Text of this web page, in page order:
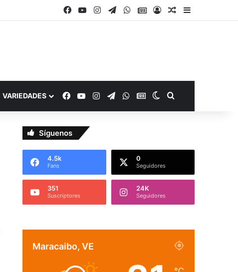
Facebook
YouTubeInstagram
TelegramWhatsApp
Google Noticias
AccesoPublicación al
Barra lateral
VARIEDADES Facebook
YouTubeInstagram
Telegram
WhatsApp
Google Noticias
Switch skin
Síguenos
4.5k
Fans
0
Seguidores
351
Suscriptores
24K
Seguidores
Maracaibo, VE